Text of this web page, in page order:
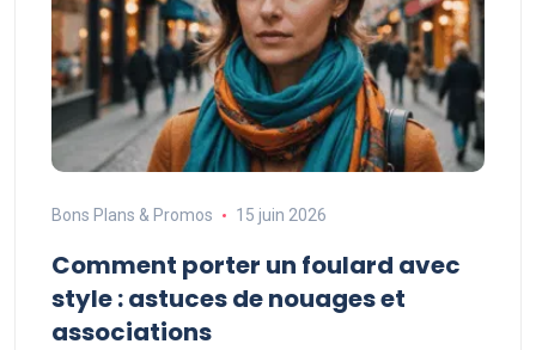
Bons Plans & Promos 15 juin 2026
Comment porter un foulard avec
style : astuces de nouages et
associations